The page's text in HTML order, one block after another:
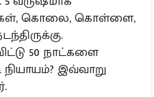
கொலை, கொள்ளை,
50 நாட்களை
நியாயம்? இவ்வாறு